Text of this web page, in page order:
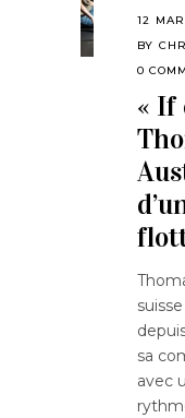
12
BY
0
« If
sa
avec